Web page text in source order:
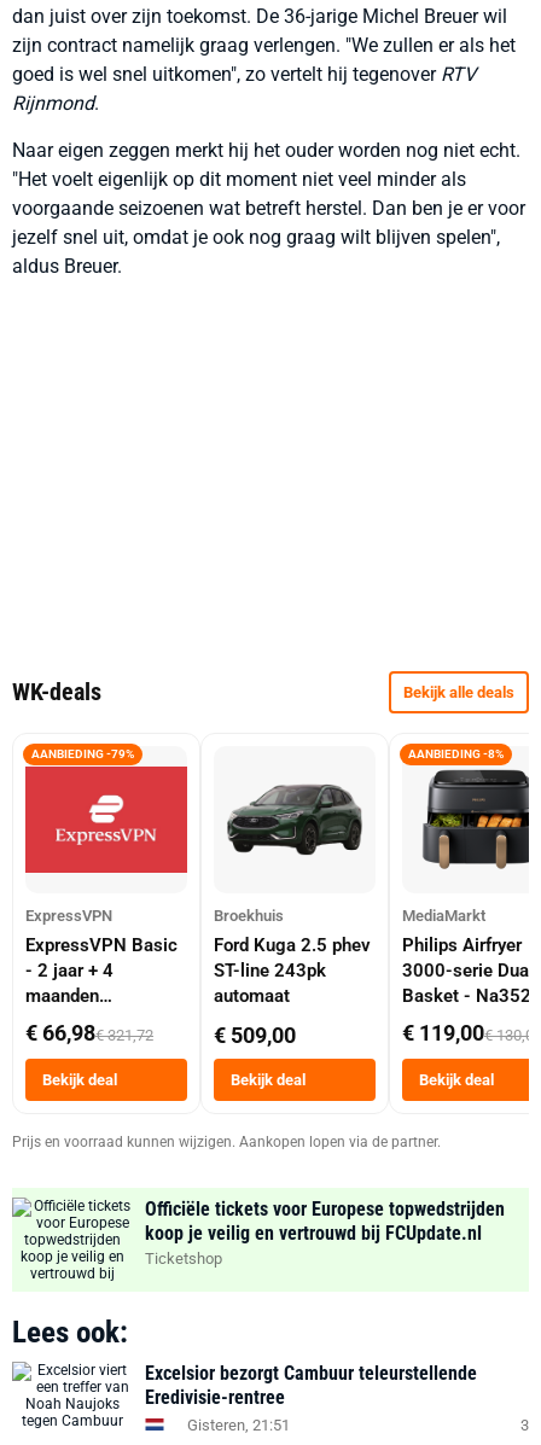
dan juist over zijn toekomst. De 36-jarige Michel Breuer wil
zijn contract namelijk graag verlengen. "We zullen er als het
goed is wel snel uitkomen", zo vertelt hij tegenover RTV
Rijnmond.
Naar eigen zeggen merkt hij het ouder worden nog niet echt.
"Het voelt eigenlijk op dit moment niet veel minder als
voorgaande seizoenen wat betreft herstel. Dan ben je er voor
jezelf snel uit, omdat je ook nog graag wilt blijven spelen",
aldus Breuer.
WK-deals Bekijk alle deals
AANBIEDING -79%
ExpressVPN
ExpressVPN Basic
- 2 jaar + 4
maanden
abonnement
€ 66,98€ 321,72
Bekijk deal
Broekhuis
Ford Kuga 2.5 phev
ST-line 243pk
automaat
€ 509,00
Bekijk deal
AANBIEDING -8%
MediaMarkt
Philips Airfryer
3000-serie Dual
Basket -
Dubbele Mand 9
Tot 6 Personen
Heteluchtfriteuse
Zwart
€ 119,00€ 130,00
Bekijk deal
Prijs en voorraad kunnen wijzigen. Aankopen lopen via de partner.
Officiële tickets voor Europese topwedstrijden
koop je veilig en vertrouwd bij FCUpdate.nl
Ticketshop
Lees ook:
Excelsior bezorgt Cambuur teleurstellende
Eredivisie-rentree
Gisteren, 21:51 3